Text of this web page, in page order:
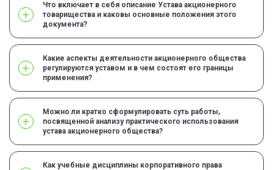
Что включает в себя описание Устава акционерного
товарищества и каковы основные положения этого
документа?
Какие аспекты деятельности акционерного общества
регулируются уставом и в чем состоят его границы
применения?
Можно ли кратко сформулировать суть работы,
посвященной анализу практического использования
устава акционерного общества?
Как учебные дисциплины корпоративного права